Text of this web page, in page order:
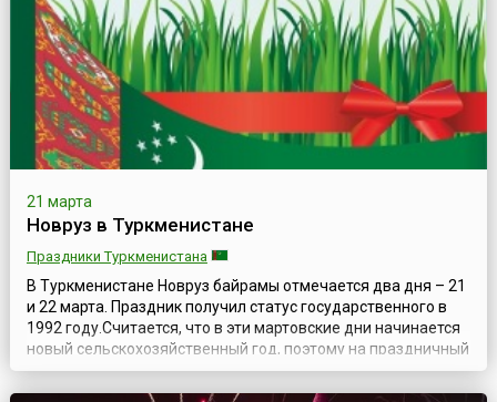
но в Таджикистане,...
21 марта
Новруз в Туркменистане
Праздники Туркменистана
В Туркменистане Новруз байрамы отмечается два дня – 21
и 22 марта. Праздник получил статус государственного в
1992 году.Считается, что в эти мартовские дни начинается
новый сельскохозяйственный год, поэтому на праздничный
стол принято подавать национальные блюда из пшеницы:
халву, сладкие мучные изделия и кашу из солода. Но